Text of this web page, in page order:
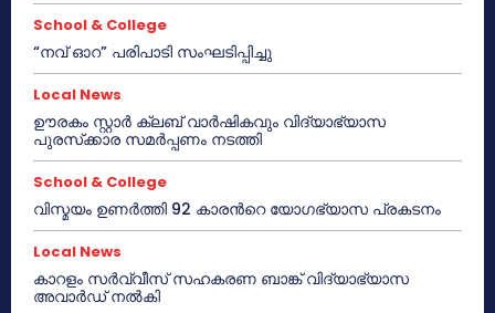
School & College
“നവ് ഓറ” പരിപാടി സംഘടിപ്പിച്ചു
Local News
ഊരകം സ്റ്റാർ ക്ലബ് വാർഷികവും വിദ്യാഭ്യാസ
പുരസ്‌ക്കാര സമർപ്പണം നടത്തി
School & College
വിസ്മയം ഉണർത്തി 92 കാരൻറെ യോഗഭ്യാസ പ്രകടനം
Local News
കാറളം സർവ്വീസ് സഹകരണ ബാങ്ക് വിദ്യാഭ്യാസ
അവാർഡ് നൽകി